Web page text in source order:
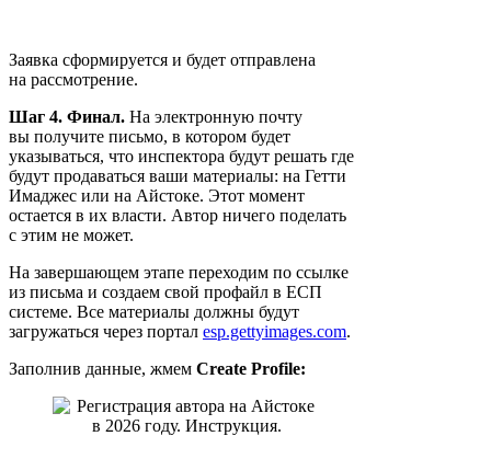
Заявка сформируется и будет отправлена
на рассмотрение.
Шаг 4. Финал. На электронную почту
вы получите письмо, в котором будет
указываться, что инспектора будут решать где
будут продаваться ваши материалы: на Гетти
Имаджес или на Айстоке. Этот момент
остается в их власти. Автор ничего поделать
с этим не может.
На завершающем этапе переходим по ссылке
из письма и создаем свой профайл в ЕСП
системе. Все материалы должны будут
загружаться через портал esp.gettyimages.com.
Заполнив данные, жмем Create Profile: